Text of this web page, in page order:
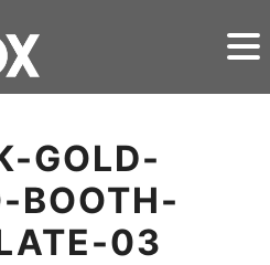
GOLD-
BOOTH-
03